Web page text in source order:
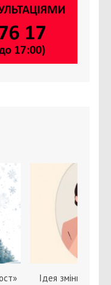
Ідея зміни статі